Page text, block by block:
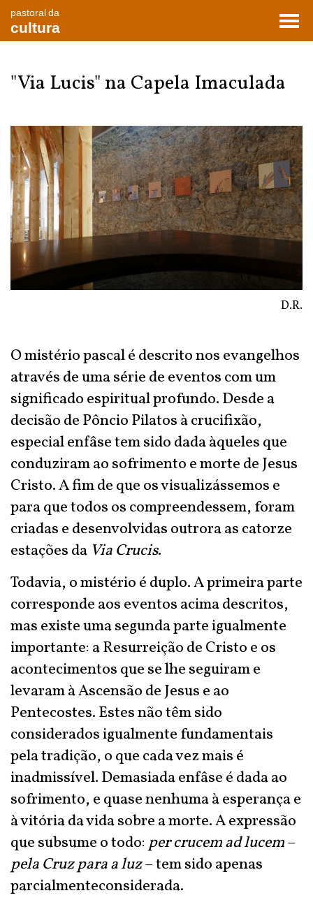
pastoral da
cultura
"Via Lucis" na Capela Imaculada
D.R.
O mistério pascal é descrito nos evangelhos
através de uma série de eventos com um
significado espiritual profundo. Desde a
decisão de Pôncio Pilatos à crucifixão,
especial enfâse tem sido dada àqueles que
conduziram ao sofrimento e morte de Jesus
Cristo. A fim de que os visualizássemos e
para que todos os compreendessem, foram
criadas e desenvolvidas outrora as catorze
estações da Via Crucis.
Todavia, o mistério é duplo. A primeira parte
corresponde aos eventos acima descritos,
mas existe uma segunda parte igualmente
importante: a Resurreição de Cristo e os
acontecimentos que se lhe seguiram e
levaram à Ascensão de Jesus e ao
Pentecostes. Estes não têm sido
considerados igualmente fundamentais
pela tradição, o que cada vez mais é
inadmissível. Demasiada enfâse é dada ao
sofrimento, e quase nenhuma à esperança e
à vitória da vida sobre a morte. A expressão
que subsume o todo:per crucem ad lucem–
pela Cruz para a luz– tem sido apenas
parcialmenteconsiderada.